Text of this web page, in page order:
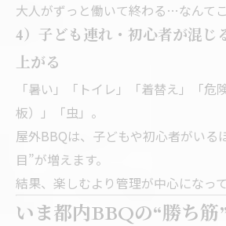
大人がずっと働いて終わる…なんて
4）子ども連れ・初心者が混じ
上がる
「暑い」「トイレ」「着替え」「危
板）」「虫」。
屋外BBQは、子どもや初心者がいる
目”が増えます。
結果、楽しむより管理が中心になっ
いま都内BBQの“勝ち